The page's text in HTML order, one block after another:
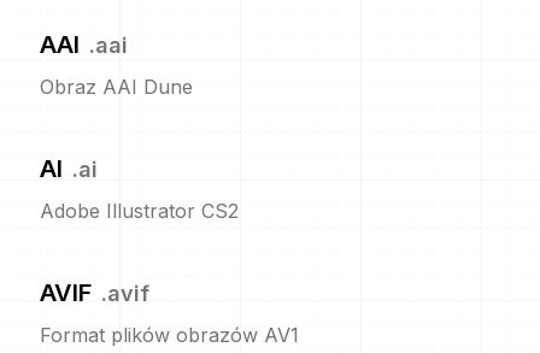
AAI .aai
Obraz AAI Dune
AI .ai
Adobe Illustrator CS2
AVIF .avif
Format plików obrazów AV1